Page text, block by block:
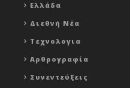
Ελλάδα
Διεθνή Νέα
Τεχνολογια
Αρθρογραφία
Συνεντεύξεις